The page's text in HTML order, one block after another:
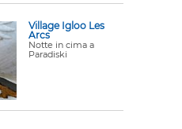
Village Igloo Les
Arcs
Notte in cima a
Paradiski